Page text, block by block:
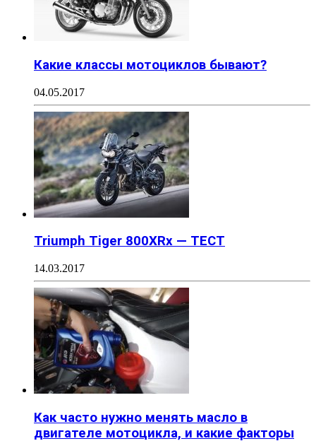
Какие классы мотоциклов бывают?
04.05.2017
Triumph Tiger 800XRx — ТЕСТ
14.03.2017
Как часто нужно менять масло в
двигателе мотоцикла, и какие факторы